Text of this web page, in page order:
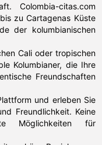
Colombia-citas.com
zu Cartagenas Küste
der kolumbianischen
Cali oder tropischen
Kolumbianer, die Ihre
Freundschaften
und erleben Sie
Freundlichkeit. Keine
Möglichkeiten für